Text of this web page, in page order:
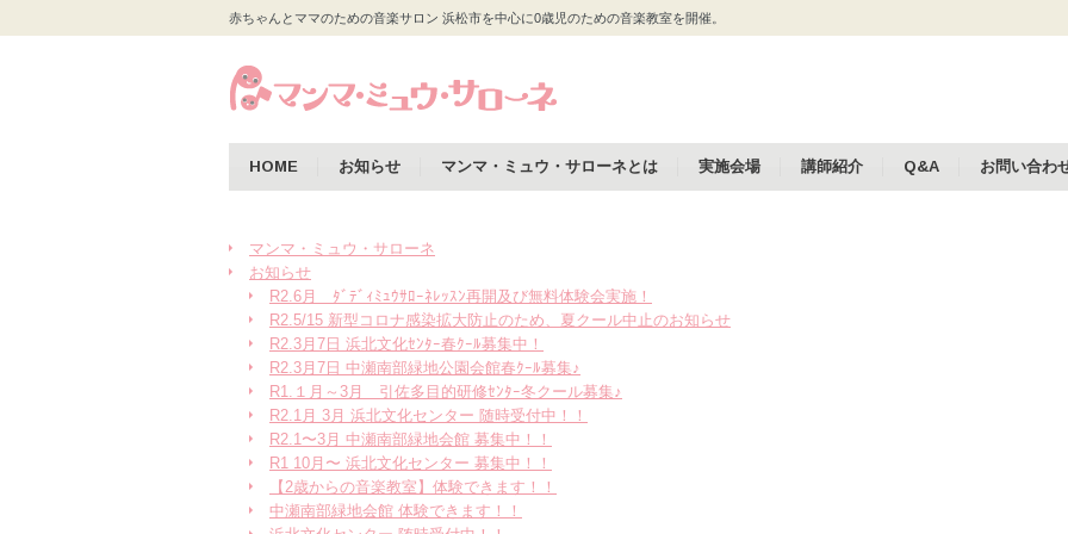
赤ちゃんとママのための音楽サロン 浜松市を中心に0歳児のための音楽教室を開催。
HOME お知らせ マンマ・ミュウ・サローネとは 実施会場 講師紹介 Q&A お問い合わ
マンマ・ミュウ・サローネ
お知らせ
R2.6月 ﾀﾞﾃﾞｨﾐｭｳｻﾛｰﾈﾚｯｽﾝ再開及び無料体験会実施！
R2.5/15 新型コロナ感染拡大防止のため、夏クール中止のお知らせ
R2.3月7日 浜北文化ｾﾝﾀｰ春ｸｰﾙ募集中！
R2.3月7日 中瀬南部緑地公園会館春ｸｰﾙ募集♪
R1.１月～3月 引佐多目的研修ｾﾝﾀｰ冬クール募集♪
R2.1月 3月 浜北文化センター 随時受付中！！
R2.1〜3月 中瀬南部緑地会館 募集中！！
R1 10月〜 浜北文化センター 募集中！！
【2歳からの音楽教室】体験できます！！
中瀬南部緑地会館 体験できます！！